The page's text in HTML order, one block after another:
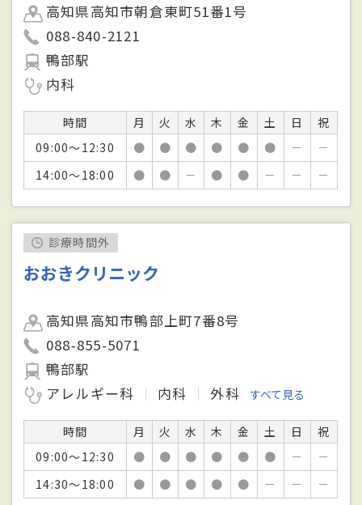
高知県高知市朝倉東町51番1号
088-840-2121
鴨部駅
内科
時間 月 火 水 木 金 土 日
祝
09:00～12:30
● ● ● ● ● ● －
－
14:00～18:00
● ● － ● ● － － －
診療時間外
おおきクリニック
高知県高知市鴨部上町7番8号
088-855-5071
鴨部駅
アレルギー科
内科 外科 すべて見る
時間 月 火 水 木 金 土 日
祝
09:00～12:30
● ● ● ● ● ● －
－
14:30～18:00
● ● ● ● ● － － －